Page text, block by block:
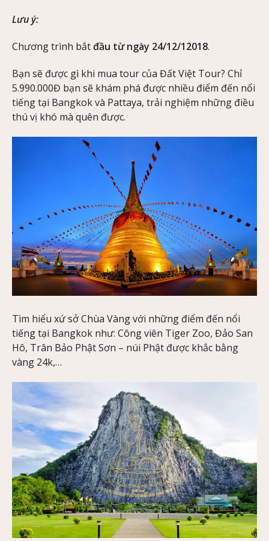
Lưu ý:
Chương trình bắtđầu từ ngày 24/12/12018.
Bạn sẽ được gì khi mua tour của Đất Việt Tour? Chỉ
5.990.000Đ bạn sẽ khám phá được nhiều điểm đến nổi
tiếng tại Bangkok và Pattaya, trải nghiệm những điều
thú vị khó mà quên được.
Tìm hiểu xứ sở Chùa Vàng với những điểm đến nổi
tiếng tại Bangkok như: Công viên Tiger Zoo, Đảo San
Hô, Trân Bảo Phật Sơn – núi Phật được khắc bằng
vàng 24k,…